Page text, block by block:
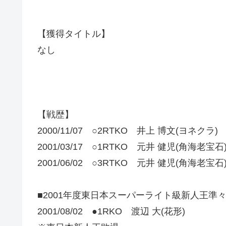
【獲得タイトル】
なし
【戦歴】
2000/11/07 ○2RTKO 井上 博文(ヨネクラ)
2001/03/17 ○1RTKO 元井 健児(角海老宝石)
2001/06/02 ○3RTKO 元井 健児(角海老宝石)
■2001年度東日本スーパーライト級新人王準
2001/08/02 ●1RKO 渡辺 大(花形)